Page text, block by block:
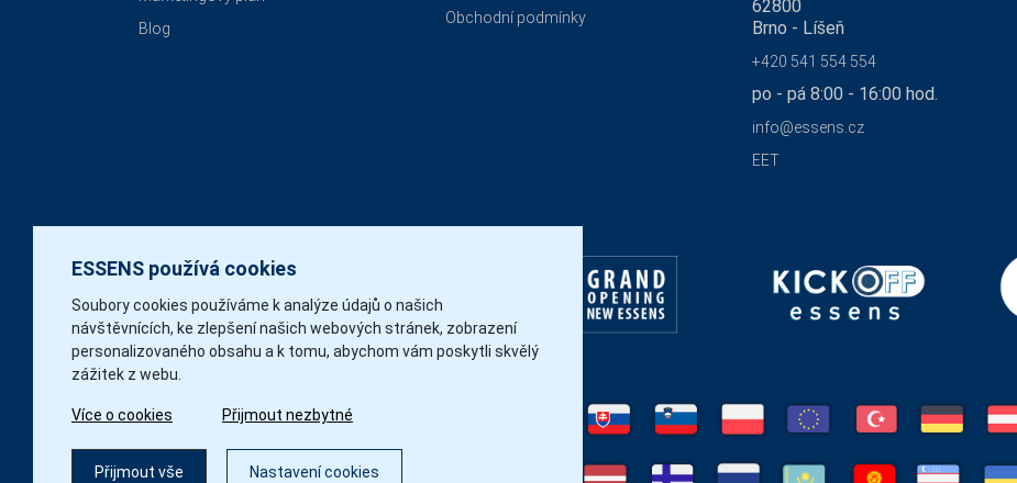
ESSENS používá cookies
Soubory cookies používáme k analýze údajů o našich
návštěvnících, ke zlepšení našich webových stránek, zobrazení
personalizovaného obsahu a k tomu, abychom vám poskytli skvělý
zážitek z webu.
Více o cookies Přijmout nezbytné
Přijmout vše Nastavení cookies
Blog
Obchodní podmínky
62800
Brno - Líšeň
+420 541 554 554
po - pá 8:00 - 16:00 hod.
info@essens.cz
EET